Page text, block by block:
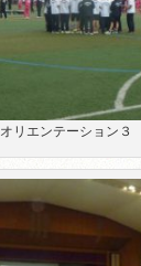
オリエンテーション３